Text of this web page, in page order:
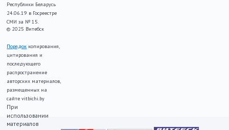
Республики Беларусь
24.06.19 в Госреестре
СМИ за № 15.
© 2025 Витебск
Порядок копирования,
цитирования и
последующего
распространение
авторских материалов,
размещенных на
сайте vitbichi.by
При
использовании
материалов